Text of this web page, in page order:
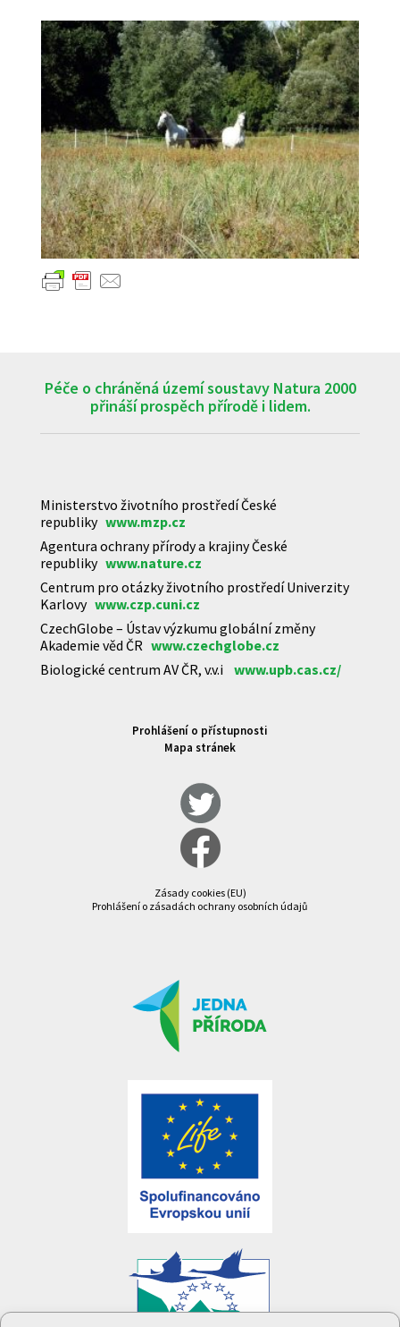
Péče o chráněná území soustavy Natura 2000
přináší prospěch přírodě i lidem.
Ministerstvo životního prostředí České
republiky www.mzp.cz
Agentura ochrany přírody a krajiny České
republiky www.nature.cz
Centrum pro otázky životního prostředí Univerzity
Karlovy www.czp.cuni.cz
CzechGlobe – Ústav výzkumu globální změny
Akademie věd ČR www.czechglobe.cz
Biologické centrum AV ČR, v.v.i www.upb.cas.cz/
Prohlášení o přístupnosti
Mapa stránek
Zásady cookies (EU)
Prohlášení o zásadách ochrany osobních údajů